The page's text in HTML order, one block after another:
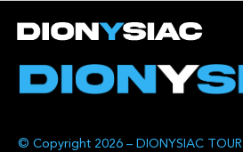
© Copyright 2026 – DIONYSIAC TOUR